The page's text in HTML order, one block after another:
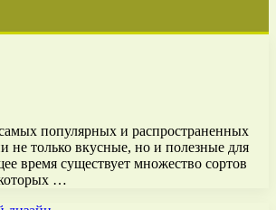
популярных и распространенных
не только вкусные, но и полезные для
время существует множество сортов
…